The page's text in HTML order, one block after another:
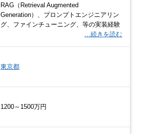
RAG（Retrieval Augmented
Generation）、プロンプトエンジニアリン
グ、ファインチューニング、等の実装経験
…続きを読む
東京都
1200～1500万円